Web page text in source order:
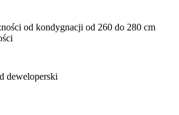
od kondygnacji od 260 do 280 cm
deweloperski